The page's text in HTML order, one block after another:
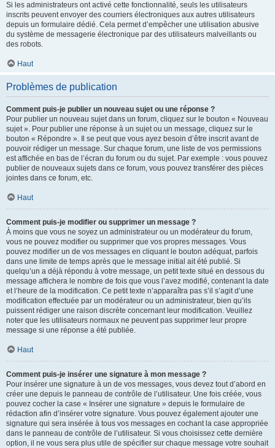
Si les administrateurs ont activé cette fonctionnalité, seuls les utilisateurs
inscrits peuvent envoyer des courriers électroniques aux autres utilisateurs
depuis un formulaire dédié. Cela permet d’empêcher une utilisation abusive
du système de messagerie électronique par des utilisateurs malveillants ou
des robots.
Haut
Problèmes de publication
Comment puis-je publier un nouveau sujet ou une réponse ?
Pour publier un nouveau sujet dans un forum, cliquez sur le bouton « Nouveau
sujet ». Pour publier une réponse à un sujet ou un message, cliquez sur le
bouton « Répondre ». Il se peut que vous ayez besoin d’être inscrit avant de
pouvoir rédiger un message. Sur chaque forum, une liste de vos permissions
est affichée en bas de l’écran du forum ou du sujet. Par exemple : vous pouvez
publier de nouveaux sujets dans ce forum, vous pouvez transférer des pièces
jointes dans ce forum, etc.
Haut
Comment puis-je modifier ou supprimer un message ?
À moins que vous ne soyez un administrateur ou un modérateur du forum,
vous ne pouvez modifier ou supprimer que vos propres messages. Vous
pouvez modifier un de vos messages en cliquant le bouton adéquat, parfois
dans une limite de temps après que le message initial ait été publié. Si
quelqu’un a déjà répondu à votre message, un petit texte situé en dessous du
message affichera le nombre de fois que vous l’avez modifié, contenant la date
et l’heure de la modification. Ce petit texte n’apparaîtra pas s’il s’agit d’une
modification effectuée par un modérateur ou un administrateur, bien qu’ils
puissent rédiger une raison discrète concernant leur modification. Veuillez
noter que les utilisateurs normaux ne peuvent pas supprimer leur propre
message si une réponse a été publiée.
Haut
Comment puis-je insérer une signature à mon message ?
Pour insérer une signature à un de vos messages, vous devez tout d’abord en
créer une depuis le panneau de contrôle de l’utilisateur. Une fois créée, vous
pouvez cocher la case « Insérer une signature » depuis le formulaire de
rédaction afin d’insérer votre signature. Vous pouvez également ajouter une
signature qui sera insérée à tous vos messages en cochant la case appropriée
dans le panneau de contrôle de l’utilisateur. Si vous choisissez cette dernière
option, il ne vous sera plus utile de spécifier sur chaque message votre souhait